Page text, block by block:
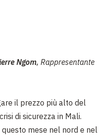
Ngom, Rappresentante
il prezzo più alto del
di sicurezza in Mali.
mese nel nord e nel